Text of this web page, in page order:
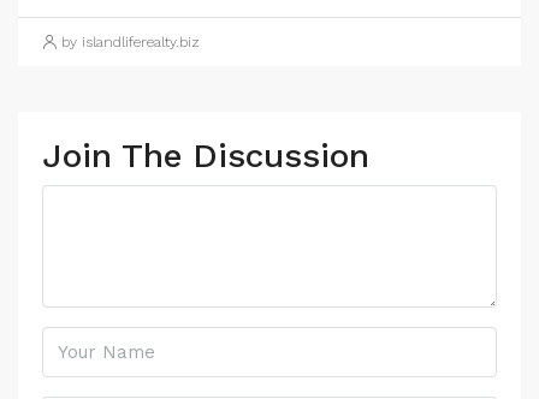
by islandliferealty.biz
Join The Discussion